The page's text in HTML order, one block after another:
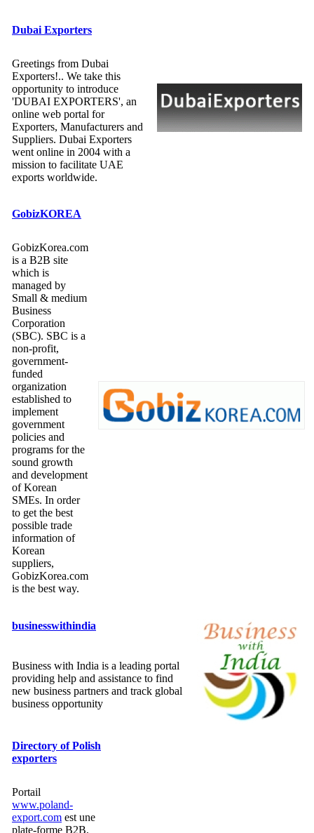
Dubai Exporters
Greetings from Dubai
Exporters!.. We take this
opportunity to introduce
'DUBAI EXPORTERS', an
online web portal for
Exporters, Manufacturers and
Suppliers. Dubai Exporters
went online in 2004 with a
mission to facilitate UAE
exports worldwide.
GobizKOREA
GobizKorea.com
is a B2B site
which is
managed by
Small & medium
Business
Corporation
(SBC). SBC is a
non-profit,
government-
funded
organization
established to
implement
government
policies and
programs for the
sound growth
and development
of Korean
SMEs. In order
to get the best
possible trade
information of
Korean
suppliers,
GobizKorea.com
is the best way.
businesswithindia
Business with India is a leading portal
providing help and assistance to find
new business partners and track global
business opportunity
Directory of Polish
exporters
Portail
www.poland-
export.com est une
plate-forme B2B,